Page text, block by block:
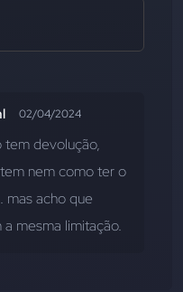
02/04/2024
tem devolução,
nem como ter o
mas acho que
mesma limitação.